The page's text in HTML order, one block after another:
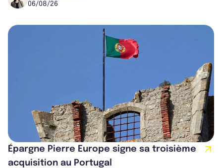
06/08/26
Épargne Pierre Europe signe sa troisième
acquisition au Portugal